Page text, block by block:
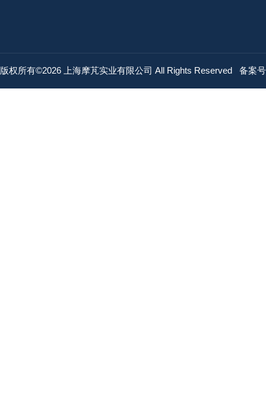
版权所有©2026 上海摩芃实业有限公司 All Rights Reserved 备案